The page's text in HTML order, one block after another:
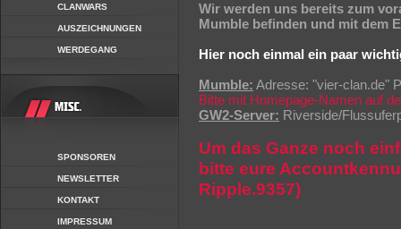
CLANWARS
AUSZEICHNUNGEN
WERDEGANG
SPONSOREN
NEWSLETTER
KONTAKT
IMPRESSUM
Wir werden uns bereits zum
Mumble befinden und mit dem
Hier noch einmal ein paar
Mumble: Adresse: "vier-clan.de"
Bitte mit Homepage-Namen auf
GW2-Server: Riverside/
Um das Ganze noch
bitte eure
Ripple.9357)